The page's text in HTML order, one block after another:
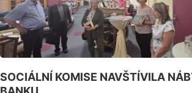
SOCIÁLNÍ KOMISE NAVŠTÍVILA